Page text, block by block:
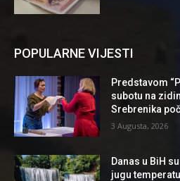
POPULARNE VIJESTI
Predstavom
subotu na
Srebrenika
3 Augusta, 2026
Danas u BiH
jugu